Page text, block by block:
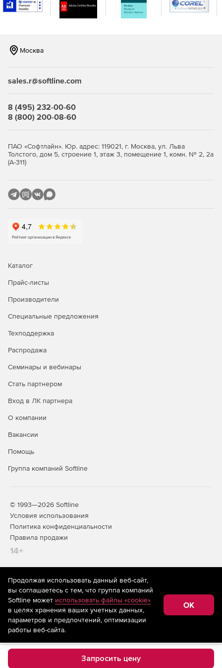
Запросить цену
Москва
sales.r@softline.com
8 (495) 232-00-60
8 (800) 200-08-60
ПАО «Софтлайн». Юр. адрес: 119021, г. Москва, ул. Льва
Толстого, дом 5, строение 1, этаж 3, помещение 1, комн. № 2, 2а
(А-311)
Каталог
Прайс-листы
Производители
Специальные предложения
Техподдержка
Распродажа
Семинары и вебинары
Стать партнером
Вход в ЛК партнера
О компании
Вакансии
Помощь
Группа компаний Softline
© 1993—2026 Softline
Условия использования
Политика конфиденциальности
Правила продажи
14+
На информационном ресурсе store.softline.ru применяются
рекомендательные технологии(информационные технологии
предоставления информации на основе сбора,
систематизации и анализа сведений, относящихся к
предпочтениям пользователей сети «Интернет»,
находящихся на территории Российской Федерации)
Продолжая использовать данный веб-сайт,
вы соглашаетесь с тем, что группа компаний
Softline может использовать файлы «cookie»
в целях хранения ваших учетных данных,
параметров и предпочтений, оптимизации
работы веб-сайта.
OK